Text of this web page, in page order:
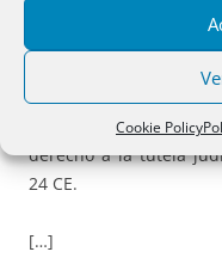
Cookie Policy
proceso que ha
sentencia recurrida
ilógica valoración de
no supera conforme a
racionalidad
derecho a la tutela
24 CE.
[…]